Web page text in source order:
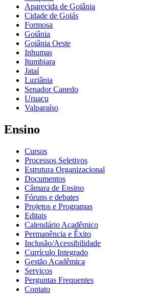
Aparecida de Goiânia
Cidade de Goiás
Formosa
Goiânia
Goiânia Oeste
Inhumas
Itumbiara
Jataí
Luziânia
Senador Canedo
Uruaçu
Valparaíso
Ensino
Cursos
Processos Seletivos
Estrutura Organizacional
Documentos
Câmara de Ensino
Fóruns e debates
Projetos e Programas
Editais
Calendário Acadêmico
Permanência e Êxito
Inclusão/Acessibilidade
Currículo Integrado
Gestão Acadêmica
Serviços
Perguntas Frequentes
Contato